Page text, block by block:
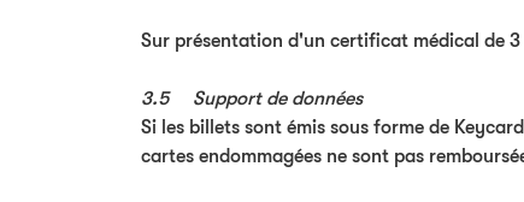
Sur présentation d'un certificat médical de
3.5 Support de données
Si les billets sont émis sous forme de
cartes endommagées ne sont pas